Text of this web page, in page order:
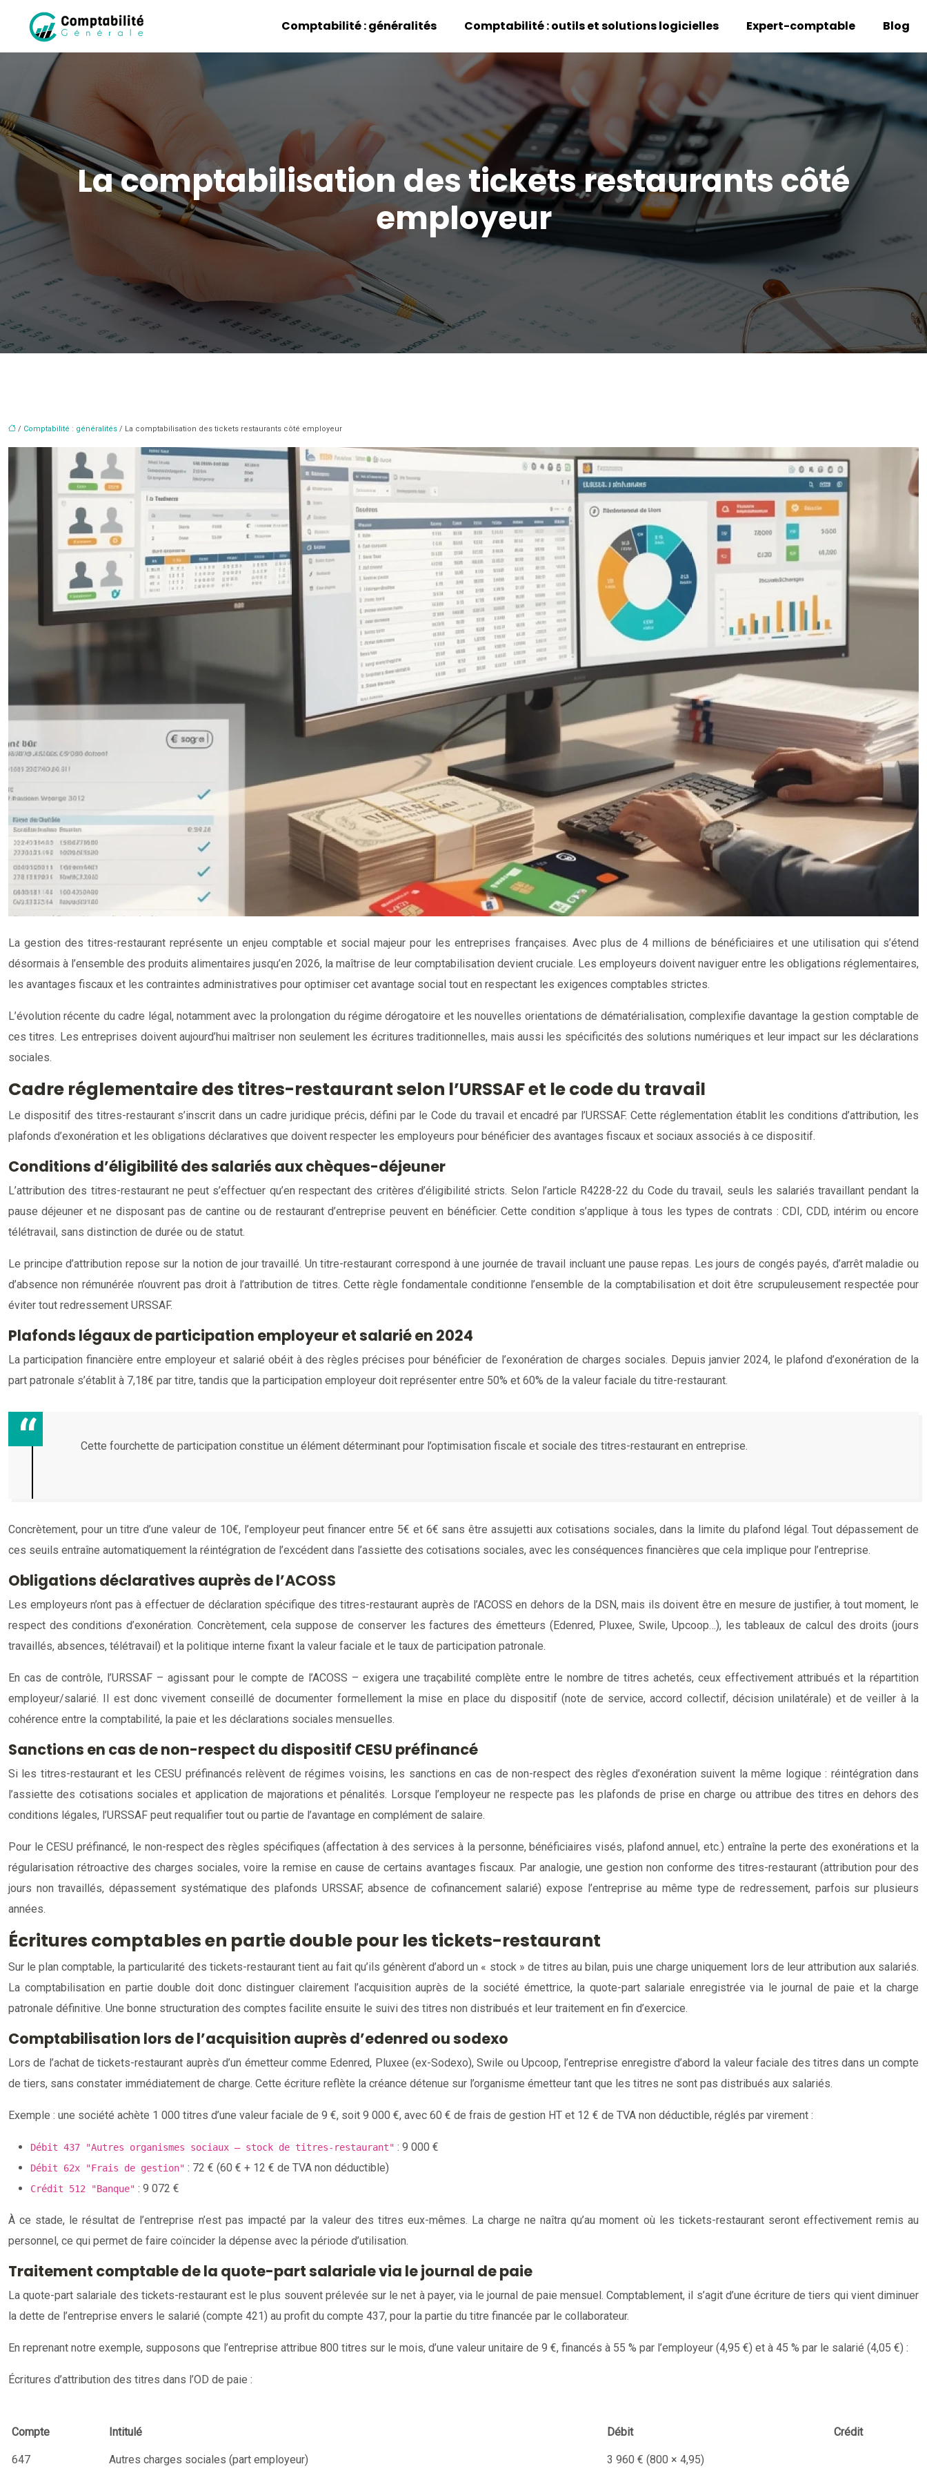
Comptabilité : généralités Comptabilité : outils et solutions logicielles Expert-comptable Blog
La comptabilisation des tickets restaurants côté
employeur
/ Comptabilité : généralités / La comptabilisation des tickets restaurants côté employeur
La gestion des titres-restaurant représente un enjeu comptable et social majeur pour les entreprises françaises. Avec plus de 4 millions de bénéficiaires et une utilisation qui s’étend
désormais à l’ensemble des produits alimentaires jusqu’en 2026, la maîtrise de leur comptabilisation devient cruciale. Les employeurs doivent naviguer entre les obligations réglementaires,
les avantages fiscaux et les contraintes administratives pour optimiser cet avantage social tout en respectant les exigences comptables strictes.
L’évolution récente du cadre légal, notamment avec la prolongation du régime dérogatoire et les nouvelles orientations de dématérialisation, complexifie davantage la gestion comptable de
ces titres. Les entreprises doivent aujourd’hui maîtriser non seulement les écritures traditionnelles, mais aussi les spécificités des solutions numériques et leur impact sur les déclarations
sociales.
Cadre réglementaire des titres-restaurant selon l’URSSAF et le code du travail
Le dispositif des titres-restaurant s’inscrit dans un cadre juridique précis, défini par le Code du travail et encadré par l’URSSAF. Cette réglementation établit les conditions d’attribution, les
plafonds d’exonération et les obligations déclaratives que doivent respecter les employeurs pour bénéficier des avantages fiscaux et sociaux associés à ce dispositif.
Conditions d’éligibilité des salariés aux chèques-déjeuner
L’attribution des titres-restaurant ne peut s’effectuer qu’en respectant des critères d’éligibilité stricts. Selon l’article R4228-22 du Code du travail, seuls les salariés travaillant pendant la
pause déjeuner et ne disposant pas de cantine ou de restaurant d’entreprise peuvent en bénéficier. Cette condition s’applique à tous les types de contrats : CDI, CDD, intérim ou encore
télétravail, sans distinction de durée ou de statut.
Le principe d’attribution repose sur la notion de jour travaillé. Un titre-restaurant correspond à une journée de travail incluant une pause repas. Les jours de congés payés, d’arrêt maladie ou
d’absence non rémunérée n’ouvrent pas droit à l’attribution de titres. Cette règle fondamentale conditionne l’ensemble de la comptabilisation et doit être scrupuleusement respectée pour
éviter tout redressement URSSAF.
Plafonds légaux de participation employeur et salarié en 2024
La participation financière entre employeur et salarié obéit à des règles précises pour bénéficier de l’exonération de charges sociales. Depuis janvier 2024, le plafond d’exonération de la
part patronale s’établit à 7,18€ par titre, tandis que la participation employeur doit représenter entre 50% et 60% de la valeur faciale du titre-restaurant.
Cette fourchette de participation constitue un élément déterminant pour l’optimisation fiscale et sociale des titres-restaurant en entreprise.
Concrètement, pour un titre d’une valeur de 10€, l’employeur peut financer entre 5€ et 6€ sans être assujetti aux cotisations sociales, dans la limite du plafond légal. Tout dépassement de
ces seuils entraîne automatiquement la réintégration de l’excédent dans l’assiette des cotisations sociales, avec les conséquences financières que cela implique pour l’entreprise.
Obligations déclaratives auprès de l’ACOSS
Les employeurs n’ont pas à effectuer de déclaration spécifique des titres-restaurant auprès de l’ACOSS en dehors de la DSN, mais ils doivent être en mesure de justifier, à tout moment, le
respect des conditions d’exonération. Concrètement, cela suppose de conserver les factures des émetteurs (Edenred, Pluxee, Swile, Upcoop…), les tableaux de calcul des droits (jours
travaillés, absences, télétravail) et la politique interne fixant la valeur faciale et le taux de participation patronale.
En cas de contrôle, l’URSSAF – agissant pour le compte de l’ACOSS – exigera une traçabilité complète entre le nombre de titres achetés, ceux effectivement attribués et la répartition
employeur/salarié. Il est donc vivement conseillé de documenter formellement la mise en place du dispositif (note de service, accord collectif, décision unilatérale) et de veiller à la
cohérence entre la comptabilité, la paie et les déclarations sociales mensuelles.
Sanctions en cas de non-respect du dispositif CESU préfinancé
Si les titres-restaurant et les CESU préfinancés relèvent de régimes voisins, les sanctions en cas de non-respect des règles d’exonération suivent la même logique : réintégration dans
l’assiette des cotisations sociales et application de majorations et pénalités. Lorsque l’employeur ne respecte pas les plafonds de prise en charge ou attribue des titres en dehors des
conditions légales, l’URSSAF peut requalifier tout ou partie de l’avantage en complément de salaire.
Pour le CESU préfinancé, le non-respect des règles spécifiques (affectation à des services à la personne, bénéficiaires visés, plafond annuel, etc.) entraîne la perte des exonérations et la
régularisation rétroactive des charges sociales, voire la remise en cause de certains avantages fiscaux. Par analogie, une gestion non conforme des titres-restaurant (attribution pour des
jours non travaillés, dépassement systématique des plafonds URSSAF, absence de cofinancement salarié) expose l’entreprise au même type de redressement, parfois sur plusieurs
années.
Écritures comptables en partie double pour les tickets-restaurant
Sur le plan comptable, la particularité des tickets-restaurant tient au fait qu’ils génèrent d’abord un « stock » de titres au bilan, puis une charge uniquement lors de leur attribution aux salariés.
La comptabilisation en partie double doit donc distinguer clairement l’acquisition auprès de la société émettrice, la quote-part salariale enregistrée via le journal de paie et la charge
patronale définitive. Une bonne structuration des comptes facilite ensuite le suivi des titres non distribués et leur traitement en fin d’exercice.
Comptabilisation lors de l’acquisition auprès d’edenred ou sodexo
Lors de l’achat de tickets-restaurant auprès d’un émetteur comme Edenred, Pluxee (ex-Sodexo), Swile ou Upcoop, l’entreprise enregistre d’abord la valeur faciale des titres dans un compte
de tiers, sans constater immédiatement de charge. Cette écriture reflète la créance détenue sur l’organisme émetteur tant que les titres ne sont pas distribués aux salariés.
Exemple : une société achète 1 000 titres d’une valeur faciale de 9 €, soit 9 000 €, avec 60 € de frais de gestion HT et 12 € de TVA non déductible, réglés par virement :
Débit 437 "Autres organismes sociaux – stock de titres-restaurant" : 9 000 €
Débit 62x "Frais de gestion" : 72 € (60 € + 12 € de TVA non déductible)
Crédit 512 "Banque" : 9 072 €
À ce stade, le résultat de l’entreprise n’est pas impacté par la valeur des titres eux-mêmes. La charge ne naîtra qu’au moment où les tickets-restaurant seront effectivement remis au
personnel, ce qui permet de faire coïncider la dépense avec la période d’utilisation.
Traitement comptable de la quote-part salariale via le journal de paie
La quote-part salariale des tickets-restaurant est le plus souvent prélevée sur le net à payer, via le journal de paie mensuel. Comptablement, il s’agit d’une écriture de tiers qui vient diminuer
la dette de l’entreprise envers le salarié (compte 421) au profit du compte 437, pour la partie du titre financée par le collaborateur.
En reprenant notre exemple, supposons que l’entreprise attribue 800 titres sur le mois, d’une valeur unitaire de 9 €, financés à 55 % par l’employeur (4,95 €) et à 45 % par le salarié (4,05 €) :
Écritures d’attribution des titres dans l’OD de paie :
Compte Intitulé Débit Crédit
647 Autres charges sociales (part employeur) 3 960 € (800 × 4,95)